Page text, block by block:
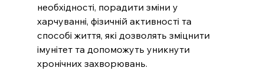
необхідності, порадити зміни у
харчуванні, фізичній активності та
способі життя, які дозволять зміцнити
імунітет та допоможуть уникнути
хронічних захворювань.